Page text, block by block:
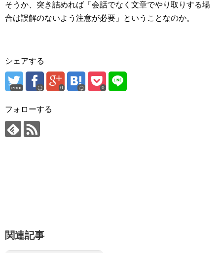
そうか、突き詰めれば「会話でなく文章でやり取りする場
合は誤解のないよう注意が必要」ということなのか。
シェアする
error 0 0
フォローする
関連記事